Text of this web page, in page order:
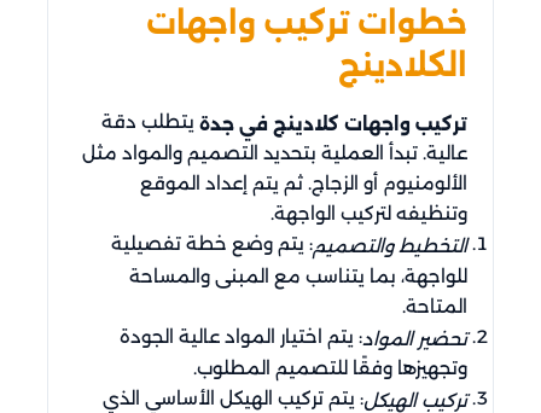
خطوات تركيب واجهات
الكلادينج
تركيب واجهات كلادينج في جدة يتطلب دقة
عالية. تبدأ العملية بتحديد التصميم والمواد مثل
الألومنيوم أو الزجاج. ثم يتم إعداد الموقع
وتنظيفه لتركيب الواجهة.
التخطيط والتصميم: يتم وضع خطة تفصيلية
للواجهة، بما يتناسب مع المبنى والمساحة
المتاحة.
تحضير المواد: يتم اختيار المواد عالية الجودة
وتجهيزها وفقًا للتصميم المطلوب.
تركيب الهيكل: يتم تركيب الهيكل الأساسي الذي